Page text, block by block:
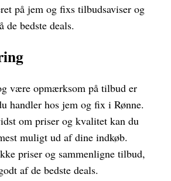
på jem og fixs tilbudsaviser og
de bedste deals.
være opmærksom på tilbud er
handler hos jem og fix i Rønne.
om priser og kvalitet kan du
muligt ud af dine indkøb.
priser og sammenligne tilbud,
af de bedste deals.